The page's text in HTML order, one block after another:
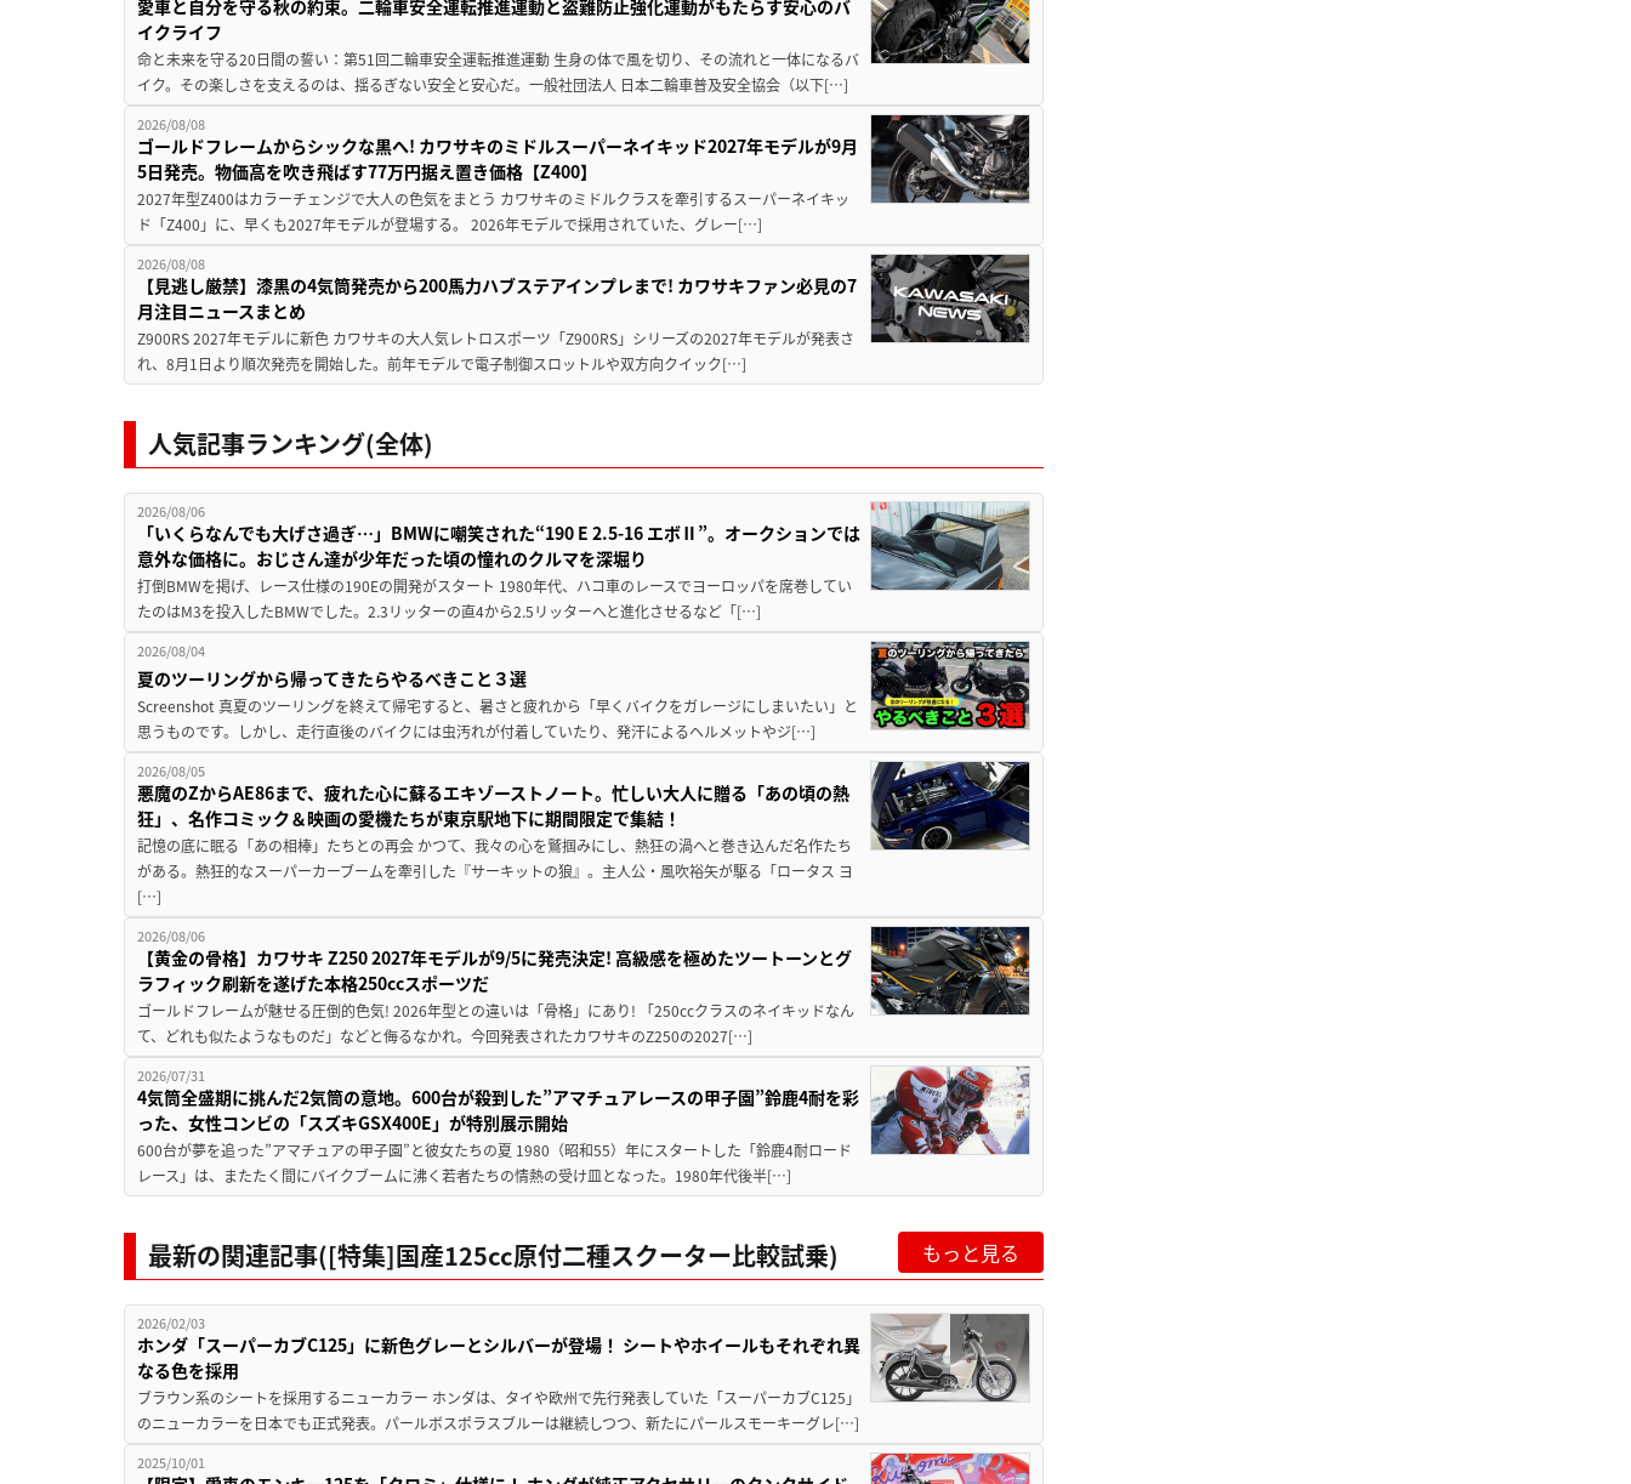
愛車と自分を守る秋の約束。二輪車安全運転推進運動と盗難防止強化運動がもたらす安心のバ
イクライフ
命と未来を守る20日間の誓い：第51回二輪車安全運転推進運動 生身の体で風を切り、その流れと一体になるバ
イク。その楽しさを支えるのは、揺るぎない安全と安心だ。一般社団法人 日本二輪車普及安全協会（以下[…]
2026/08/08
ゴールドフレームからシックな黒へ! カワサキのミドルスーパーネイキッド2027年モデルが9月
5日発売。物価高を吹き飛ばす77万円据え置き価格【Z400】
2027年型Z400はカラーチェンジで大人の色気をまとう カワサキのミドルクラスを牽引するスーパーネイキッ
ド「Z400」に、早くも2027年モデルが登場する。 2026年モデルで採用されていた、グレー[…]
2026/08/08
【見逃し厳禁】漆黒の4気筒発売から200馬力ハブステアインプレまで! カワサキファン必見の7
月注目ニュースまとめ
Z900RS 2027年モデルに新色 カワサキの大人気レトロスポーツ「Z900RS」シリーズの2027年モデルが発表さ
れ、8月1日より順次発売を開始した。前年モデルで電子制御スロットルや双方向クイック[…]
人気記事ランキング(全体)
2026/08/06
「いくらなんでも大げさ過ぎ…」BMWに嘲笑された“190 E 2.5-16 エボⅡ”。オークションでは
意外な価格に。おじさん達が少年だった頃の憧れのクルマを深堀り
打倒BMWを掲げ、レース仕様の190Eの開発がスタート 1980年代、ハコ車のレースでヨーロッパを席巻してい
たのはM3を投入したBMWでした。2.3リッターの直4から2.5リッターへと進化させるなど「[…]
2026/08/04
夏のツーリングから帰ってきたらやるべきこと３選
Screenshot 真夏のツーリングを終えて帰宅すると、暑さと疲れから「早くバイクをガレージにしまいたい」と
思うものです。しかし、走行直後のバイクには虫汚れが付着していたり、発汗によるヘルメットやジ[…]
2026/08/05
悪魔のZからAE86まで、疲れた心に蘇るエキゾーストノート。忙しい大人に贈る「あの頃の熱
狂」、名作コミック＆映画の愛機たちが東京駅地下に期間限定で集結！
記憶の底に眠る「あの相棒」たちとの再会 かつて、我々の心を鷲掴みにし、熱狂の渦へと巻き込んだ名作たち
がある。熱狂的なスーパーカーブームを牽引した『サーキットの狼』。主人公・風吹裕矢が駆る「ロータス ヨ
[…]
2026/08/06
【黄金の骨格】カワサキ Z250 2027年モデルが9/5に発売決定! 高級感を極めたツートーンとグ
ラフィック刷新を遂げた本格250ccスポーツだ
ゴールドフレームが魅せる圧倒的色気! 2026年型との違いは「骨格」にあり! 「250ccクラスのネイキッドなん
て、どれも似たようなものだ」などと侮るなかれ。今回発表されたカワサキのZ250の2027[…]
2026/07/31
4気筒全盛期に挑んだ2気筒の意地。600台が殺到した”アマチュアレースの甲子園”鈴鹿4耐を彩
った、女性コンビの「スズキGSX400E」が特別展示開始
600台が夢を追った”アマチュアの甲子園”と彼女たちの夏 1980（昭和55）年にスタートした「鈴鹿4耐ロード
レース」は、またたく間にバイクブームに沸く若者たちの情熱の受け皿となった。1980年代後半[…]
最新の関連記事([特集]国産125cc原付二種スクーター比較試乗) もっと見る
2026/02/03
ホンダ「スーパーカブC125」に新色グレーとシルバーが登場！ シートやホイールもそれぞれ異
なる色を採用
ブラウン系のシートを採用するニューカラー ホンダは、タイや欧州で先行発表していた「スーパーカブC125」
のニューカラーを日本でも正式発表。パールボスポラスブルーは継続しつつ、新たにパールスモーキーグレ[…]
2025/10/01